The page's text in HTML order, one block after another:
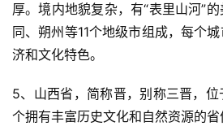
厚。境内地貌复杂，有“表里山河”
同、朔州等11个地级市组成，每个
济和文化特色。
5、山西省，简称晋，别称三晋，
个拥有丰富历史文化和自然资源的省